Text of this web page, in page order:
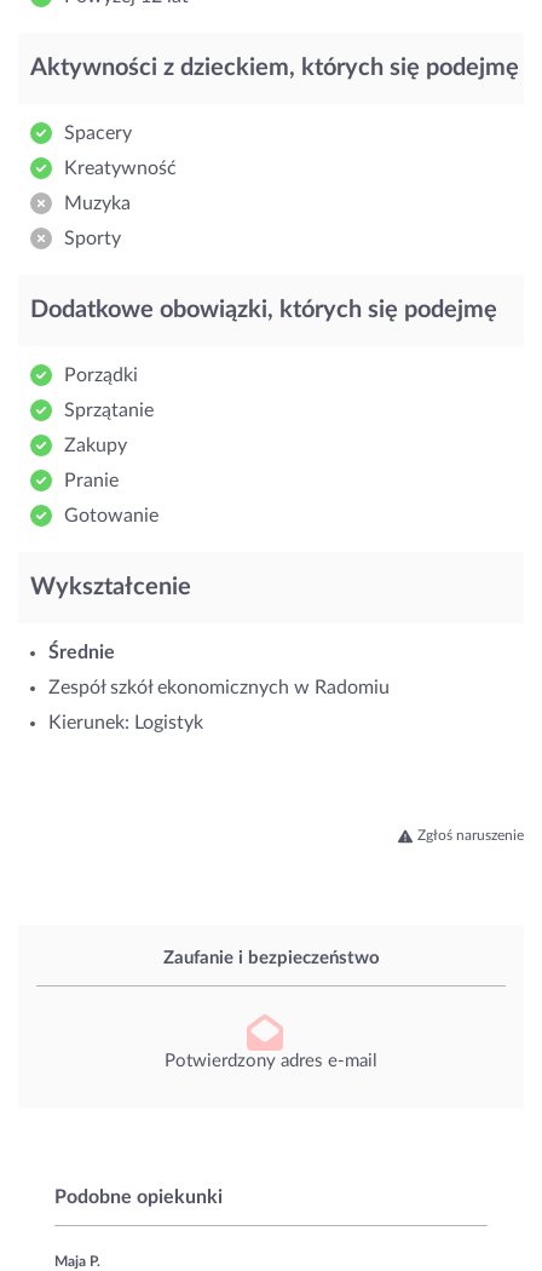
Zaufanie i bezpieczeństwo
Potwierdzony adres e-mail
Podobne opiekunki
Maja P.
Aktywności z dzieckiem, których się podejmę
Spacery
Kreatywność
Muzyka
Sporty
Dodatkowe obowiązki, których się podejmę
Porządki
Sprzątanie
Zakupy
Pranie
Gotowanie
Wykształcenie
Średnie
Zespół szkół ekonomicznych w Radomiu
Kierunek: Logistyk
Zgłoś naruszenie